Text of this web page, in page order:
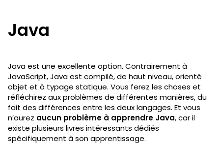
Java
Java est une excellente option. Contrairement à
JavaScript, Java est compilé, de haut niveau, orienté
objet et à typage statique. Vous ferez les choses et
réfléchirez aux problèmes de différentes manières, du
fait des différences entre les deux langages. Et vous
n’aurez aucun problème à apprendre Java, car il
existe plusieurs livres intéressants dédiés
spécifiquement à son apprentissage.